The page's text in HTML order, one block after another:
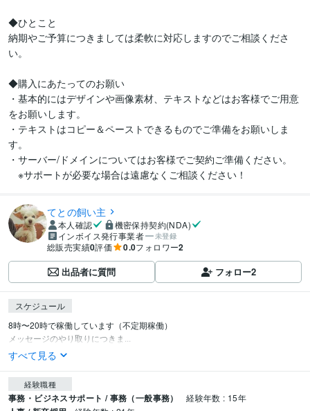
◆ひとこと
納期やご予算につきましては柔軟に対応しますのでご相談くださ
い。
◆購入にあたってのお願い
・基本的にはデザインや画像素材、テキストなどはお客様でご用意
をお願いします。
・テキストはコピー＆ペーストできるものでご準備をお願いしま
す。
・サーバー/ドメインについてはお客様でご契約ご準備ください。
てとの飼い主
本人確認
機密保持契約(NDA)
インボイス発行事業者
未登録
総販売実績0評価 0.0フォロワー2
出品者に質問 フォロー2
スケジュール
8時〜20時で稼働しています（不定期稼働）
メッセージのやり取りにつきま...
すべて見る
経験職種
事務・ビジネスサポート / 事務（一般事務） 経験年数 : 15年